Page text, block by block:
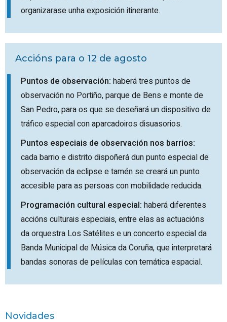
organizarase unha exposición itinerante.
Accións para o 12 de agosto
Puntos de observación: haberá tres puntos de
observación no Portiño,parque de Bens emonte de
San Pedro, para os que se deseñará un dispositivo de
tráfico especial con aparcadoiros disuasorios.
Puntos especiais de observación nos barrios:
cada barrio e distrito dispoñerá dun punto especial de
observación da eclipse e tamén se creará un punto
accesible para as persoas con mobilidade reducida.
Programación cultural especial: haberá diferentes
accións culturais especiais, entre elas as actuacións
da orquestra Los Satélites e un concerto especial da
Banda Municipal de Música da Coruña, que interpretará
bandas sonoras de películas con temática espacial.
Novidades